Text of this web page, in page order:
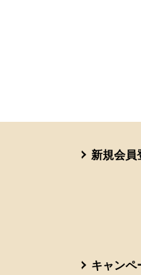
新規会員
キャンペ